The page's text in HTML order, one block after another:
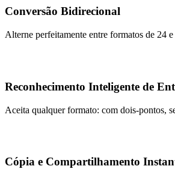
Conversão Bidirecional
Alterne perfeitamente entre formatos de 24
Reconhecimento Inteligente de
Aceita qualquer formato: com dois-pontos,
Cópia e Compartilhamento